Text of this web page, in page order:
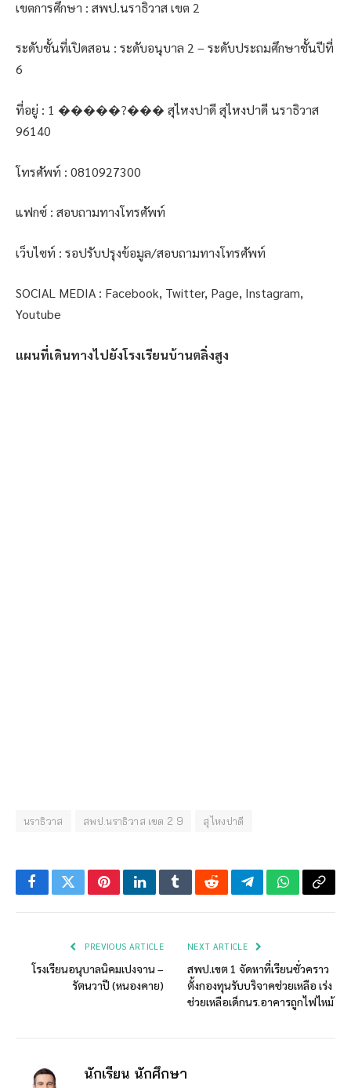
เขตการศึกษา : สพป.นราธิวาส เขต 2
ระดับชั้นที่เปิดสอน : ระดับอนุบาล 2 – ระดับประถมศึกษาชั้นปีที่
6
ที่อยู่ : 1 �����?��� สุไหงปาดี สุไหงปาดี นราธิวาส
96140
โทรศัพท์ : 0810927300
แฟกซ์ : สอบถามทางโทรศัพท์
เว็บไซท์ : รอปรับปรุงข้อมูล/สอบถามทางโทรศัพท์
SOCIAL MEDIA : Facebook, Twitter, Page, Instagram,
Youtube
แผนที่เดินทางไปยังโรงเรียนบ้านตลิ่งสูง
นราธิวาส สพป.นราธิวาส เขต 2 9 สุไหงปาดี
FacebookTwitterPinterestLinkedInTumblrRedditTelegramWhatsApp
Copy
PREVIOUS ARTICLE
โรงเรียนอนุบาลนิคมเปงจาน –
รัตนวาปี (หนองคาย)
NEXT ARTICLE
สพป.เขต 1 จัดหาที่เรียนชั่วคราว
ตั้งกองทุนรับบริจาคช่วยเหลือ เร่ง
ช่วยเหลือเด็กนร.อาคารถูกไฟไหม้
นักเรียน นักศึกษา